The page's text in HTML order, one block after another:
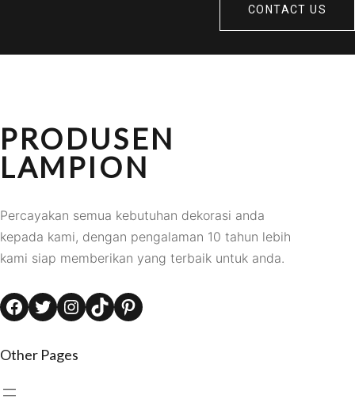
CONTACT US
PRODUSEN
LAMPION
Percayakan semua kebutuhan dekorasi anda
kepada kami, dengan pengalaman 10 tahun lebih
kami siap memberikan yang terbaik untuk anda.
Facebook Twitter Instagram TikTok Pinterest
Other Pages